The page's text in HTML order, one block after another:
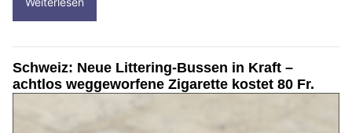
Schweiz: Neue Littering-Bussen in Kraft –
achtlos weggeworfene Zigarette kostet 80 Fr.